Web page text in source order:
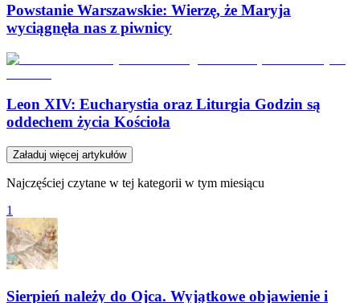
Powstanie Warszawskie: Wierzę, że Maryja
wyciągnęła nas z piwnicy
Leon XIV: Eucharystia oraz Liturgia Godzin są
oddechem życia Kościoła
Załaduj więcej artykułów
Najczęściej czytane w tej kategorii w tym miesiącu
1
Sierpień należy do Ojca. Wyjątkowe objawienie i